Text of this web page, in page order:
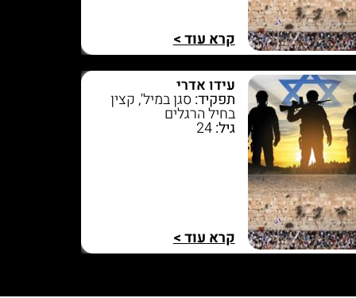
קרא עוד >
עידו אדרי
תפקיד: סגן במיל', קצין
בחיל הרגלים
גיל:24
קרא עוד >